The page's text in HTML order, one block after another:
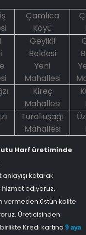
Çamlıca
Köyü
Geyikli
Beldesi
Yeni
Mahallesi
Kireç
Mahallesi
Turalıuşağı
Mahallesi
Harf üretiminde
katarak
ediyoruz.
vermeden üstün kalite
Üreticisinden
Kredi kartına 9 aya